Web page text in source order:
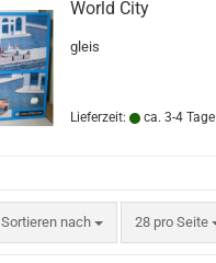
World City
gleis
Lieferzeit: ca. 3-4 Tage
Sortieren nach
Sortieren nach 28 pro Seite
pro Seite